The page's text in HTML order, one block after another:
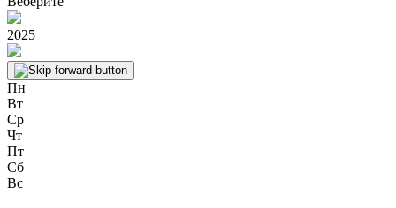
2025
Пн
Вт
Ср
Чт
Пт
Сб
Вс